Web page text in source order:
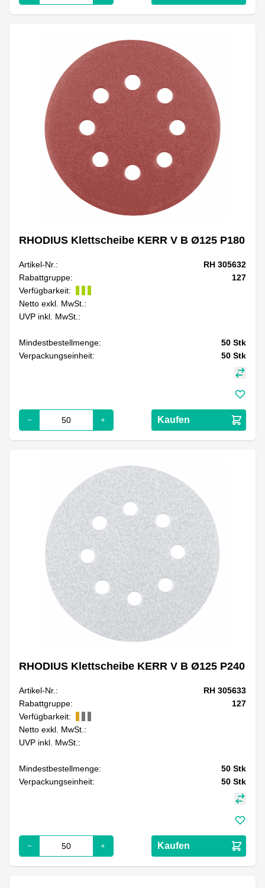
RHODIUS Klettscheibe KERR V B Ø125 P180
Artikel-Nr.:
RH 305632
Rabattgruppe:
127
Verfügbarkeit:
Netto exkl. MwSt.:
UVP inkl. MwSt.:
Mindestbestellmenge: 50 Stk
Verpackungseinheit:
50 Stk
Kaufen
RHODIUS Klettscheibe KERR V B Ø125 P240
Artikel-Nr.:
RH 305633
Rabattgruppe:
127
Verfügbarkeit:
Netto exkl. MwSt.:
UVP inkl. MwSt.:
Mindestbestellmenge: 50 Stk
Verpackungseinheit:
50 Stk
Kaufen